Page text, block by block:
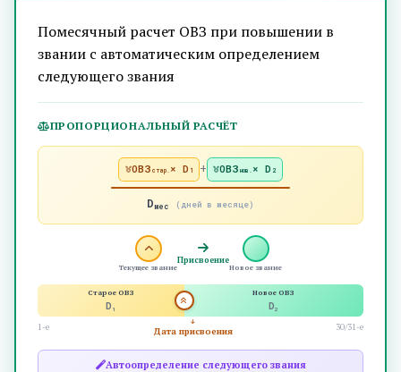
Помесячный расчет ОВЗ при повышении в
звании с автоматическим определением
следующего звания
ПРОПОРЦИОНАЛЬНЫЙ РАСЧЁТ
ОВЗ стар. × D 1 + ОВЗ нов. × D 2
Dмес (дней в месяце)
Текущее звание
Присвоение
Новое звание
Старое ОВЗ
D 1
Новое ОВЗ
D2
1-е Дата присвоения 30/31-е
Автоопределение следующего звания